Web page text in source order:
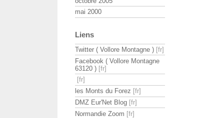
mai 2000
Liens
Twitter ( Vollore Montagne )
Facebook ( Vollore Montagne
63120 )
les Monts du Forez
DMZ Eur'Net Blog
Normandie Zoom